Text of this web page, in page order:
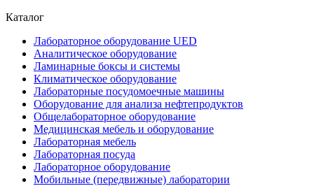
Каталог
Лабораторное оборудование UED
Аналитическое оборудование
Ламинарные боксы и системы
Климатическое оборудование
Лабораторные посудомоечные машины
Оборудование для анализа нефтепродуктов
Общелабораторное оборудование
Медицинская мебель и оборудование
Лабораторная мебель
Лабораторная посуда
Лабораторное оборудование
Мобильные (передвижные) лаборатории